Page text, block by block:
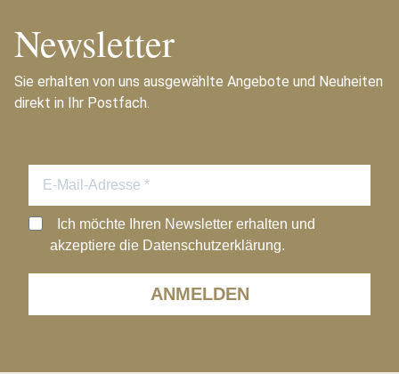
Newsletter
Sie erhalten von uns ausgewählte Angebote und Neuheiten
direkt in Ihr Postfach.
ANMELDEN
Ich möchte Ihren Newsletter erhalten und
akzeptiere die Datenschutzerklärung.